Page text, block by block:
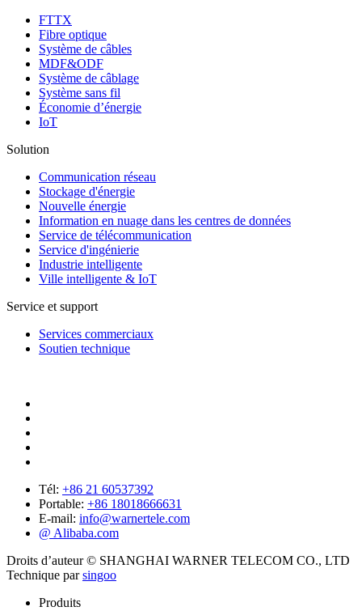
FTTX
Fibre optique
Système de câbles
MDF&ODF
Système de câblage
Système sans fil
Économie d’énergie
IoT
Solution
Communication réseau
Stockage d'énergie
Nouvelle énergie
Information en nuage dans les centres de données
Service de télécommunication
Service d'ingénierie
Industrie intelligente
Ville intelligente & IoT
Service et support
Services commerciaux
Soutien technique
Tél: +86 21 60537392
Portable: +86 18018666631
E-mail: info@warnertele.com
@ Alibaba.com
Droits d’auteur © SHANGHAI WARNER TELECOM CO., LTD
Technique parsingoo
Produits